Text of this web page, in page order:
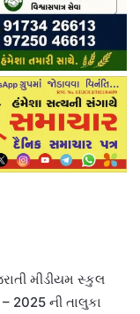
મીડીયમ સ્કુલ
2025 ની તાલુકા